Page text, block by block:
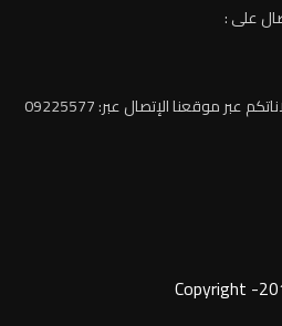
على :
عبر موقعنا الإتصال عبر: 09225577
Copyright -